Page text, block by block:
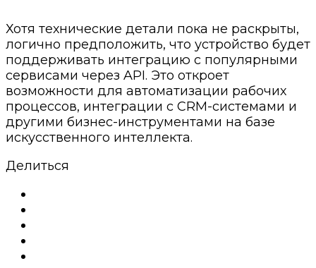
Хотя технические детали пока не раскрыты,
логично предположить, что устройство будет
поддерживать интеграцию с популярными
сервисами через API. Это откроет
возможности для автоматизации рабочих
процессов, интеграции с CRM-системами и
другими бизнес-инструментами на базе
искусственного интеллекта.
Делиться